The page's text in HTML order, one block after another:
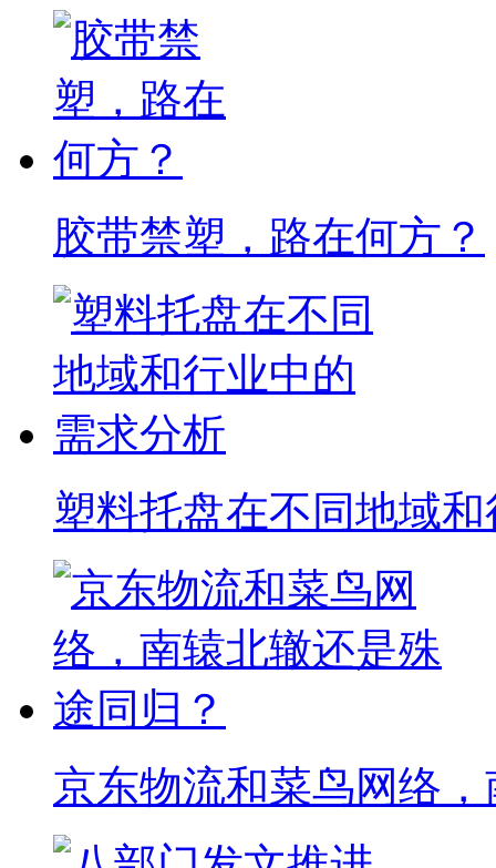
胶带禁塑，路在何方？
塑料托盘在不同地域
京东物流和菜鸟网络